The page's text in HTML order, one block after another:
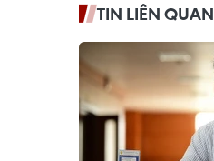
TIN LIÊN QUAN